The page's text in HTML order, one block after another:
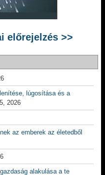
előrejelzés >>
lúgosítása és a
2026
az emberek az életedből
alakulása a te